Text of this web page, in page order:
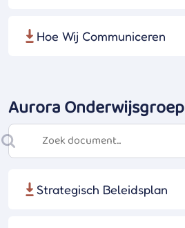
Hoe Wij Communiceren
Aurora Onderwijsgroep
Strategisch Beleidsplan